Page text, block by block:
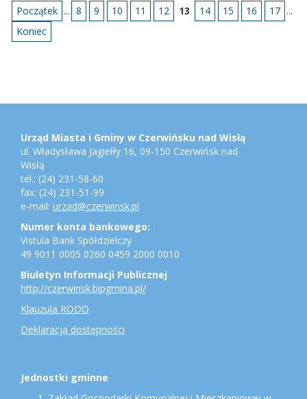
Początek ... 8 9 10 11 12 13 14 15 16 17 ...
Koniec
Adres
konto
bankowe,
jednostki
gminne
Urząd Miasta i Gminy w Czerwińsku nad Wisłą
ul. Władysława Jagiełły 16, 09-150 Czerwińsk nad
Wisłą
tel.: (24) 231-58-60
fax: (24) 231-51-99
e-mail: urzad@czerwinsk.pl
Numer konta bankowego:
Vistula Bank Spółdzielczy
49 9011 0005 0260 0459 2000 0010
Biuletyn Informacji Publicznej
http://czerwinsk.bipgmina.pl/
Klauzula RODO
Deklaracja dostępności
Jednostki gminne